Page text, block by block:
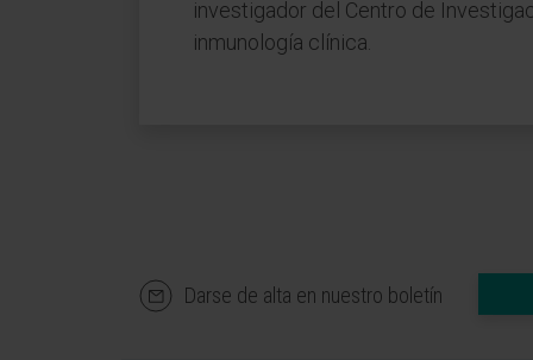
investigador del Centro de
inmunología clínica.
Darse de alta en nuestro boletín